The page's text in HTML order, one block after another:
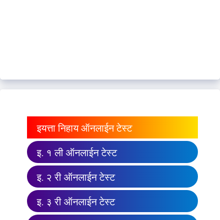
इयत्ता निहाय ऑनलाईन टेस्ट
इ. १ ली ऑनलाईन टेस्ट
इ. २ री ऑनलाईन टेस्ट
इ. ३ री ऑनलाईन टेस्ट